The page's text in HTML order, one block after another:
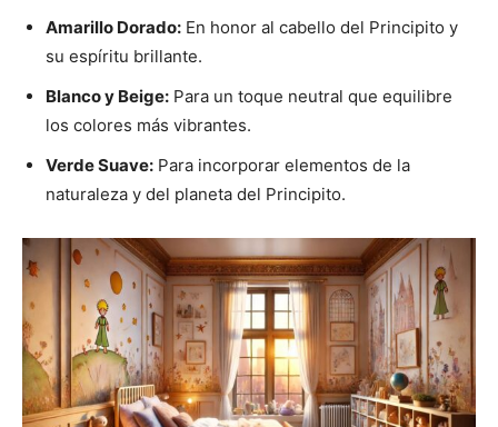
Amarillo Dorado: En honor al cabello del Principito y
su espíritu brillante.
Blanco y Beige: Para un toque neutral que equilibre
los colores más vibrantes.
Verde Suave: Para incorporar elementos de la
naturaleza y del planeta del Principito.